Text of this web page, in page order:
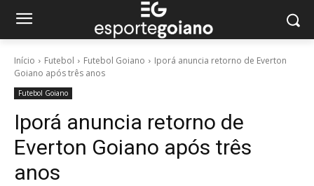
Início Futebol Futebol Goiano
Iporá anuncia retorno de Everton
Goiano após três anos
Futebol Goiano
Iporá anuncia retorno de
Everton Goiano após três
anos